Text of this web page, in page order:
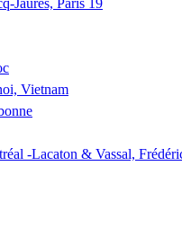
Jaurès, Paris 19
Vietnam
-Lacaton & Vassal,